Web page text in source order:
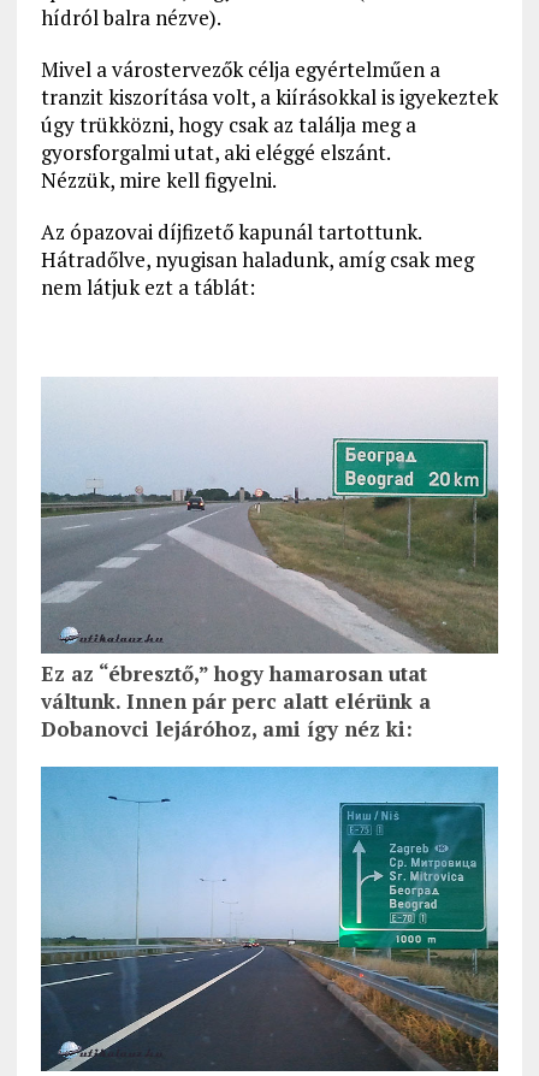
hídról balra nézve).
Mivel a várostervezők célja egyértelműen a
tranzit kiszorítása volt, a kiírásokkal is igyekeztek
úgy trükközni, hogy csak az találja meg a
gyorsforgalmi utat, aki eléggé elszánt.
Nézzük, mire kell figyelni.
Az ópazovai díjfizető kapunál tartottunk.
Hátradőlve, nyugisan haladunk, amíg csak meg
nem látjuk ezt a táblát:
Ez az “ébresztő,” hogy hamarosan utat
váltunk. Innen pár perc alatt elérünk a
Dobanovci lejáróhoz, ami így néz ki: